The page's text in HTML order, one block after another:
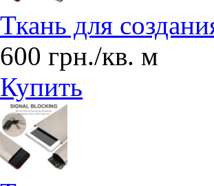
Ткань для
600 грн./кв. м
Купить